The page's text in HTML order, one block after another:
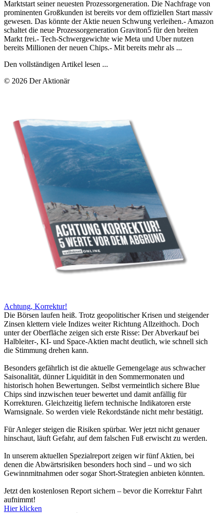
Marktstart seiner neuesten Prozessorgeneration. Die Nachfrage von
prominenten Großkunden ist bereits vor dem offiziellen Start massiv
gewesen. Das könnte der Aktie neuen Schwung verleihen.- Amazon
schaltet die neue Prozessorgeneration Graviton5 für den breiten
Markt frei.- Tech-Schwergewichte wie Meta und Uber nutzen
bereits Millionen der neuen Chips.- Mit bereits mehr als ...
Den vollständigen Artikel lesen ...
© 2026 Der Aktionär
Achtung, Korrektur!
Die Börsen laufen heiß. Trotz geopolitischer Krisen und steigender
Zinsen klettern viele Indizes weiter Richtung Allzeithoch. Doch
unter der Oberfläche zeigen sich erste Risse: Der Abverkauf bei
Halbleiter-, KI- und Space-Aktien macht deutlich, wie schnell sich
die Stimmung drehen kann.
Besonders gefährlich ist die aktuelle Gemengelage aus schwacher
Saisonalität, dünner Liquidität in den Sommermonaten und
historisch hohen Bewertungen. Selbst vermeintlich sichere Blue
Chips sind inzwischen teuer bewertet und damit anfällig für
Korrekturen. Gleichzeitig liefern technische Indikatoren erste
Warnsignale. So werden viele Rekordstände nicht mehr bestätigt.
Für Anleger steigen die Risiken spürbar. Wer jetzt nicht genauer
hinschaut, läuft Gefahr, auf dem falschen Fuß erwischt zu werden.
In unserem aktuellen Spezialreport zeigen wir fünf Aktien, bei
denen die Abwärtsrisiken besonders hoch sind – und wo sich
Gewinnmitnahmen oder sogar Short-Strategien anbieten könnten.
Jetzt den kostenlosen Report sichern – bevor die Korrektur Fahrt
aufnimmt!
Hier klicken